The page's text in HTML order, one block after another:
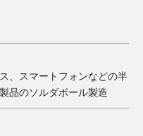
、スマートフォンなどの半
品のソルダボール製造